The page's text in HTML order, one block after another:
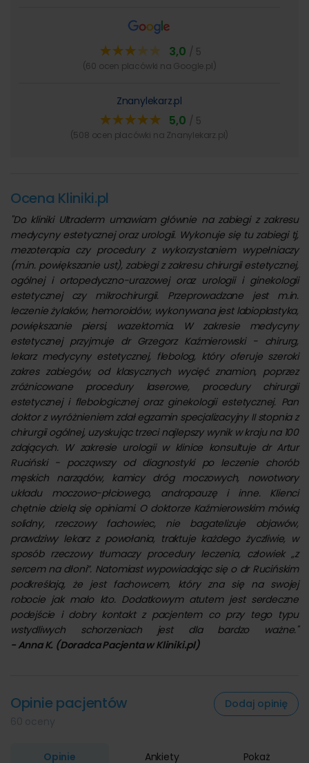
terapii falami uderzeniowymi, działające bezpośrednio
na tkankę poddaną terapii. Zastosowany aplikator o
ergonomicznym kształcie umożliwia precyzyjne i
komfortowe przeprowadzenie zabiegu.
Udogodnienia dla pacjentów
przestronne i komfortowe wnętrza
procedur medycznych,
przytulna poczekalnia– pacjenci oczekują na wizyty i
zabiegi w jasnym, estetycznym wnętrzu, gdzie mają
dostęp do aktualnej prasy, kawy, herbaty oraz wody,
dwie formy rejestracji– wizyty można umawiać
zarówno telefonicznie, jak i za pośrednictwem
elektronicznego formularza dostępnego online,
dogodne formy płatności
– klinika akceptuje
płatności kartami oraz umożliwia rozliczenie kosztów
zabiegów w systemie ratalnym,
bezpłatne wizyty kontrolne po zabiegach– pacjenci
mają prawo do nieodpłatnych kontroli pozabiegowych
oraz darmowej zmiany opatrunków po wykonanych
procedurach.
3,0 / 5
(60 ocen placówki na Google.pl)
Znanylekarz.pl
5,0 / 5
(508 ocen placówki na Znanylekarz.pl)
Ocena Kliniki.pl
"Do kliniki Ultraderm umawiam głównie na zabiegi z zakresu
medycyny estetycznej oraz urologii. Wykonuje się tu zabiegi tj,
mezoterapia czy procedury z wykorzystaniem wypełniaczy
(m.in. powiększanie ust), zabiegi z zakresu chirurgii estetycznej,
ogólnej i ortopedyczno-urazowej oraz urologii i ginekologii
estetycznej czy mikrochirurgii. Przeprowadzane jest m.in.
leczenie żylaków, hemoroidów, wykonywana jest labioplastyka,
powiększanie piersi, wazektomia. W zakresie medycyny
estetycznej przyjmuje dr Grzegorz Kaźmierowski - chirurg,
lekarz medycyny estetycznej, flebolog, który oferuje szeroki
zakres zabiegów, od klasycznych wycięć znamion, poprzez
zróżnicowane procedury laserowe, procedury chirurgii
estetycznej i flebologicznej oraz ginekologii estetycznej. Pan
doktor z wyróżnieniem zdał egzamin specjalizacyjny II stopnia z
chirurgii ogólnej, uzyskując trzeci najlepszy wynik w kraju na 100
zdających. W zakresie urologii w klinice konsultuje dr Artur
Ruciński - począwszy od diagnostyki po leczenie chorób
męskich narządów, kamicy dróg moczowych, nowotwory
układu moczowo-płciowego, andropauzę i inne. Klienci
chętnie dzielą się opiniami. O doktorze Kaźmierowskim mówią
solidny, rzeczowy fachowiec, nie bagatelizuje objawów,
prawdziwy lekarz z powołania, traktuje każdego życzliwie, w
sposób rzeczowy tłumaczy procedury leczenia, człowiek „z
sercem na dłoni”. Natomiast wypowiadając się o dr Rucińskim
podkreślają, że jest fachowcem, który zna się na swojej
robocie jak mało kto. Dodatkowym atutem jest serdeczne
podejście i dobry kontakt z pacjentem co przy tego typu
wstydliwych schorzeniach jest dla bardzo ważne."
- Anna K. (Doradca Pacjenta w Kliniki.pl)
Opinie pacjentów Dodaj opinię
Opinie
Ankiety
Pokaż